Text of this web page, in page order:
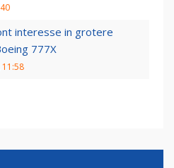
interesse in grotere
777X